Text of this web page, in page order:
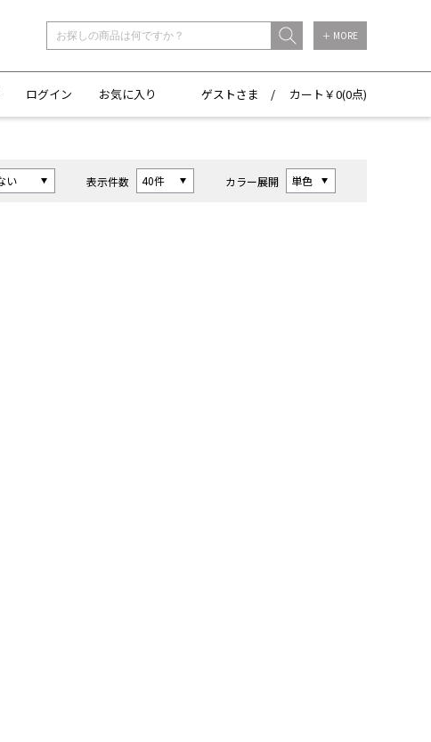
＋ MORE
ログイン お気に入り ゲストさま / カート￥0(0点)
表示件数 カラー展開